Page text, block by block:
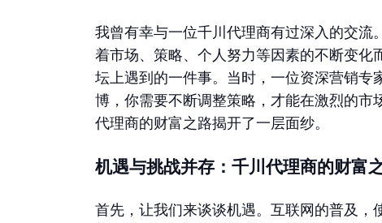
我曾有幸与一位千川代理商有过深入的交
着市场、策略、个人努力等因素的不断变
坛上遇到的一件事。当时，一位资深营销专
博，你需要不断调整策略，才能在激烈的市
代理商的财富之路揭开了一层面纱。
机遇与挑战并存：千川代理商的财富
首先，让我们来谈谈机遇。互联网的普及